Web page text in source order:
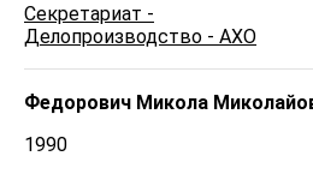
Секретариат -
Делопроизводство - АХО
Федорович Микола
1990